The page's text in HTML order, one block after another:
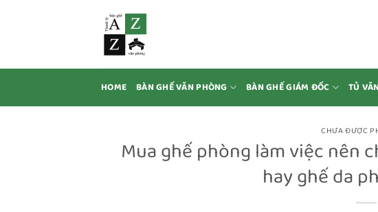
HOME BÀN GHẾ VĂN PHÒNG BÀN GHẾ GIÁM ĐỐC TỦ
CHƯA ĐƯỢC
Mua ghế phòng làm việc nên
hay ghế da